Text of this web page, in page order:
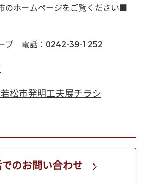
のホームページをご覧ください■
プ　電話：0242-39-1252
松市発明工夫展チラシ
のお問い合わせ